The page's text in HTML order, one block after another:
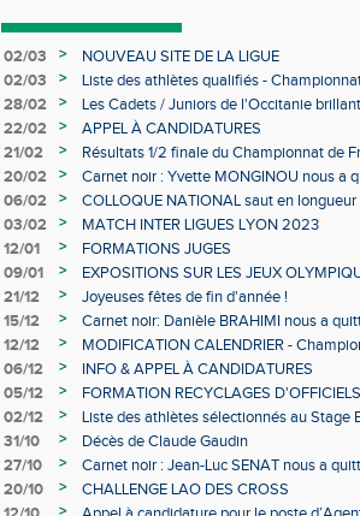
02/03 >
NOUVEAU SITE DE LA LIGUE
02/03
>
Liste des athlètes qualifiés -
Individuels en salle
28/02 >
Les Cadets / Juniors de l'Occitanie
22/02
>
APPEL À CANDIDATURES
21/02
>
Résultats 1/2 finale du Championnat de
20/02
>
Carnet noir : Yvette MONGINOU nous a
06/02
>
COLLOQUE NATIONAL saut en
03/02
>
MATCH INTER LIGUES LYON 2023
12/01
>
FORMATIONS JUGES
09/01
>
EXPOSITIONS SUR LES JEUX
21/12
>
Joyeuses fêtes de fin d'année !
15/12
>
Carnet noir: Danièle BRAHIMI nous a
12/12
>
MODIFICATION CALENDRIER -
06/12
>
INFO & APPEL À CANDIDATURES
05/12
>
FORMATION RECYCLAGES D'OFFICIELS
02/12
>
Liste des athlètes sélectionnés au Stage
31/10
>
Décès de Claude Gaudin
27/10
>
Carnet noir : Jean-Luc SENAT nous a
20/10
>
CHALLENGE LAO DES CROSS
>